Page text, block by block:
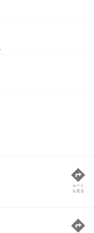
ルート
を見る